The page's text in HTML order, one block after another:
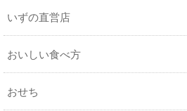
いずの直営店
おいしい食べ方
おせち